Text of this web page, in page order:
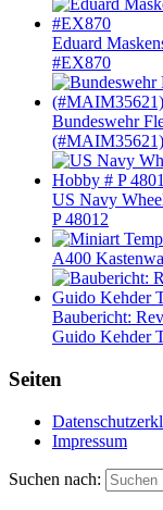
Eduard
#EX870
Bundeswehr
(#MAIM35621)
US Navy
P 48012
A400
Baubericht:
Guido Kehder
Seiten
Impressum
Suchen nach: